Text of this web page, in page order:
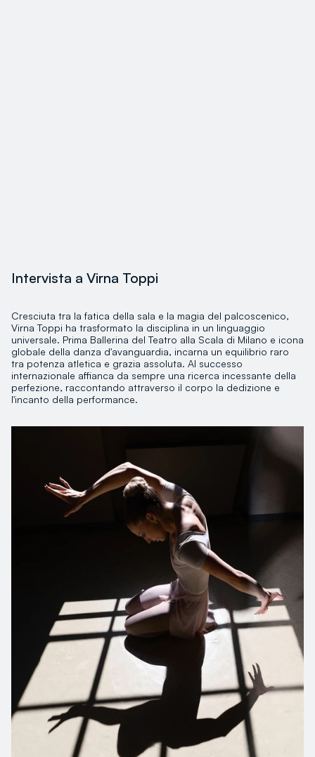
Intervista a Virna Toppi
Cresciuta tra la fatica della sala e la magia del palcoscenico,
Virna Toppi ha trasformato la disciplina in un linguaggio
universale. Prima Ballerina del Teatro alla Scala di Milano e icona
globale della danza d'avanguardia, incarna un equilibrio raro
tra potenza atletica e grazia assoluta. Al successo
internazionale affianca da sempre una ricerca incessante della
perfezione, raccontando attraverso il corpo la dedizione e
l'incanto della performance.